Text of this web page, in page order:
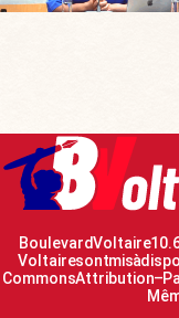
Boulevard Voltaire
Voltaire sont mis à
Commons Attribution –